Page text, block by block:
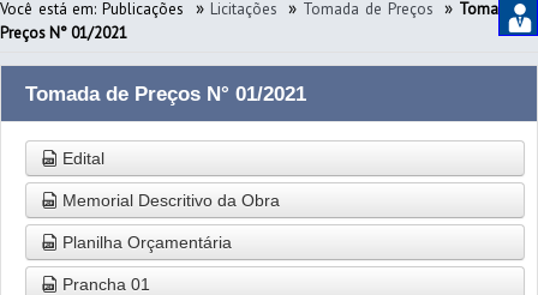
Você está em: Publicações » Licitações » Tomada de Preços » Tomada de
Preços N° 01/2021
Tomada de Preços N° 01/2021
Edital
Memorial Descritivo da Obra
Planilha Orçamentária
Prancha 01